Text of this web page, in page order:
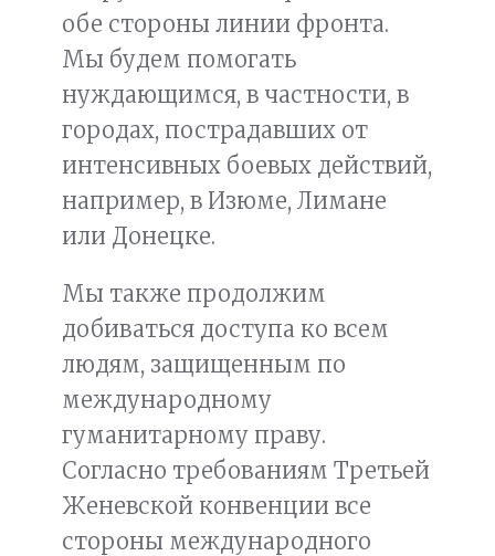
обе стороны линии фронта.
Мы будем помогать
нуждающимся, в частности, в
городах, пострадавших от
интенсивных боевых действий,
например, в Изюме, Лимане
или Донецке.
Мы также продолжим
добиваться доступа ко всем
людям, защищенным по
международному
гуманитарному праву.
Согласно требованиям Третьей
Женевской конвенции все
стороны международного